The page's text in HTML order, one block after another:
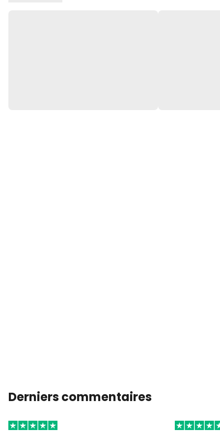
Derniers commentaires